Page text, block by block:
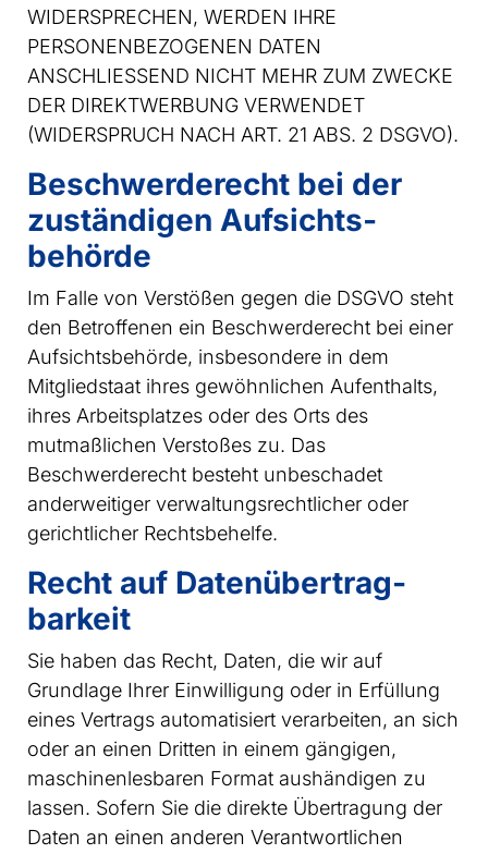
WIDERSPRECHEN, WERDEN IHRE
PERSONENBEZOGENEN DATEN
ANSCHLIESSEND NICHT MEHR ZUM ZWECKE
DER DIREKTWERBUNG VERWENDET
(WIDERSPRUCH NACH ART. 21 ABS. 2 DSGVO).
Beschwerde­recht bei der
zuständigen Aufsichts­
behörde
Im Falle von Verstößen gegen die DSGVO steht
den Betroffenen ein Beschwerderecht bei einer
Aufsichtsbehörde, insbesondere in dem
Mitgliedstaat ihres gewöhnlichen Aufenthalts,
ihres Arbeitsplatzes oder des Orts des
mutmaßlichen Verstoßes zu. Das
Beschwerderecht besteht unbeschadet
anderweitiger verwaltungsrechtlicher oder
gerichtlicher Rechtsbehelfe.
Recht auf Daten­übertrag­
barkeit
Sie haben das Recht, Daten, die wir auf
Grundlage Ihrer Einwilligung oder in Erfüllung
eines Vertrags automatisiert verarbeiten, an sich
oder an einen Dritten in einem gängigen,
maschinenlesbaren Format aushändigen zu
lassen. Sofern Sie die direkte Übertragung der
Daten an einen anderen Verantwortlichen